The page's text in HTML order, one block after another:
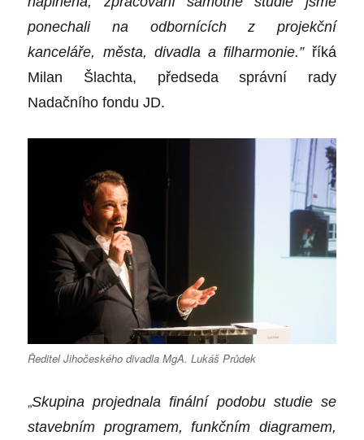
ponechali na odbornících z projekční
kanceláře, města, divadla a filharmonie.” říká
Milan Šlachta, předseda správní rady
Nadačního fondu JD.
Ředitel Jihočeského divadla MgA. Lukáš Průdek
„Skupina projednala finální podobu studie se
stavebním programem, funkčním diagramem,